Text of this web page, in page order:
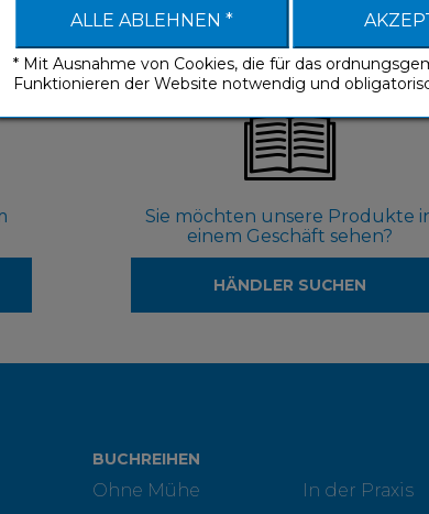
Sie möchten unsere Produkte
einem Geschäft sehen?
HÄNDLER SUCHEN
BUCHREIHEN
Ohne Mühe
In der Praxis
ALLE ABLEHNEN *
* Mit Ausnahme von Cookies, die für das
Funktionieren der Website notwendig und